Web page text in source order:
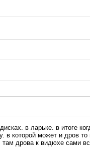
в ларьке. в итоге
в которой может и дров
дрова к видюхе сами